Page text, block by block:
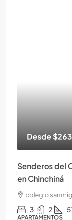
Desde
Senderos del
en Chinchiná
colegio san
3 2
APARTAMENTOS